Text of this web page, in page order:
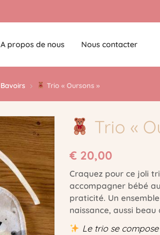
A propos de nous Nous contacter
Bavoirs Trio « Oursons »
Trio «
€ 20,00
Craquez pour ce joli
accompagner bébé
praticité. Un
naissance, aussi beau
Le trio se compose